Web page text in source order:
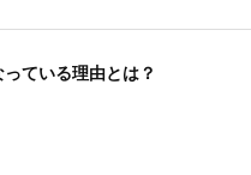
ている理由とは？